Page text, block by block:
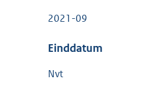
2021-09
Einddatum
Nvt